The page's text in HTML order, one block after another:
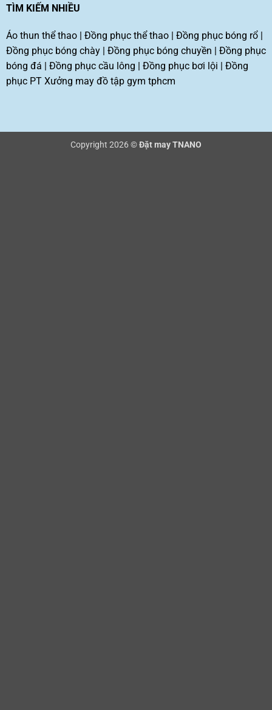
TÌM KIẾM NHIỀU
Áo thun thể thao| Đồng phục thể thao| Đồng phục bóng rổ|
Đồng phục bóng chày| Đồng phục bóng chuyền
Đồng phục
bóng đá
Đồng phục cầu lông Đồng phục bơi lội
Đồng
phục PT Xưởng may đồ tập gym tphcm
Copyright 2026 ©Đặt may TNANO